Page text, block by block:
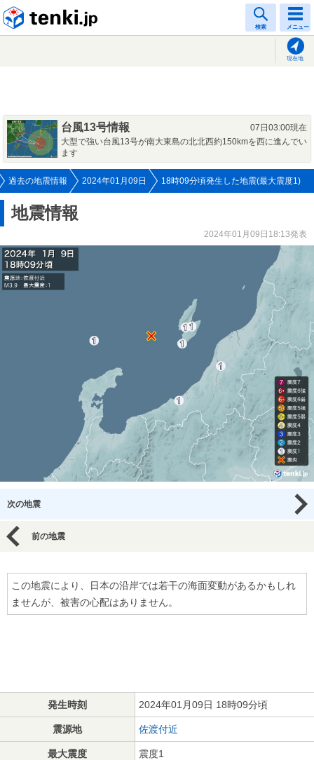
検索 メニュー
現在地
台風13号情報
07日03:00現在
大型で強い台風13号が南大東島の北北西約150kmを西に進んでい
ます
過去の地震情報 2024年01月09日 18時09分頃発生した地震(最大震度1)
地震情報
2024年01月09日18:13発表
次の地震
前の地震
この地震により、日本の沿岸では若干の海面変動があるかもしれ
ませんが、被害の心配はありません。
発生時刻 2024年01月09日 18時09分頃
震源地 佐渡付近
最大震度 震度1